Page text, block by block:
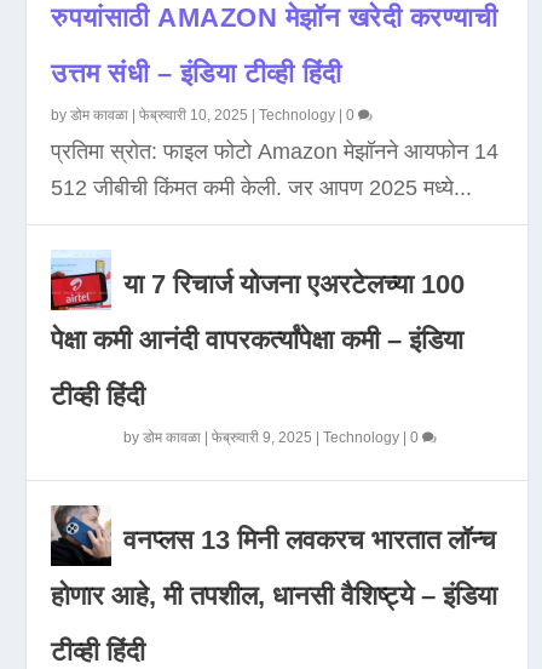
रुपयांसाठी AMAZON मेझॉन खरेदी करण्याची
उत्तम संधी – इंडिया टीव्ही हिंदी
byडोम कावळा |फेब्रुवारी 10, 2025 |Technology |0
प्रतिमा स्रोत: फाइल फोटो Amazon मेझॉनने आयफोन 14
512 जीबीची किंमत कमी केली. जर आपण 2025 मध्ये...
या 7 रिचार्ज योजना एअरटेलच्या 100
पेक्षा कमी आनंदी वापरकर्त्यांपेक्षा कमी – इंडिया
टीव्ही हिंदी
byडोम कावळा |फेब्रुवारी 9, 2025 |Technology |0
वनप्लस 13 मिनी लवकरच भारतात लॉन्च
होणार आहे, मी तपशील, धानसी वैशिष्ट्ये – इंडिया
टीव्ही हिंदी